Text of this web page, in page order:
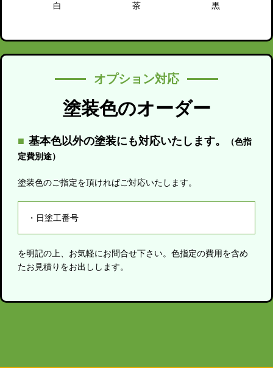
白 茶 黒
オプション対応
塗装色のオーダー
基本色以外の塗装にも対応いたします。
（色指
定費別途）
塗装色のご指定を頂ければご対応いたします。
日塗工番号
を明記の上、お気軽にお問合せ下さい。色指定の費用を含め
たお見積りをお出しします。